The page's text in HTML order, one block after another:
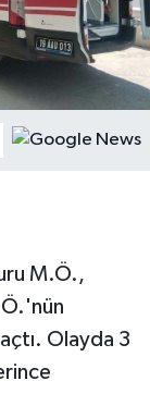
M.Ö.,
Olayda 3